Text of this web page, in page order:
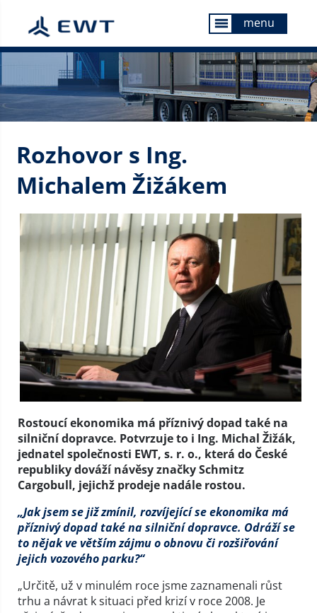
menu menu
Rozhovor s Ing.
Michalem Žižákem
Rostoucí ekonomika má příznivý dopad také na
silniční dopravce. Potvrzuje to i Ing. Michal Žižák,
jednatel společnosti EWT, s. r. o., která do České
republiky dováží návěsy značky Schmitz
Cargobull, jejichž prodeje nadále rostou.
„Jak jsem se již zmínil, rozvíjející se ekonomika má
příznivý dopad také na silniční dopravce. Odráží se
to nějak ve větším zájmu o obnovu či rozšiřování
jejich vozového parku?“
„Určitě, už v minulém roce jsme zaznamenali růst
trhu a návrat k situaci před krizí v roce 2008. Je